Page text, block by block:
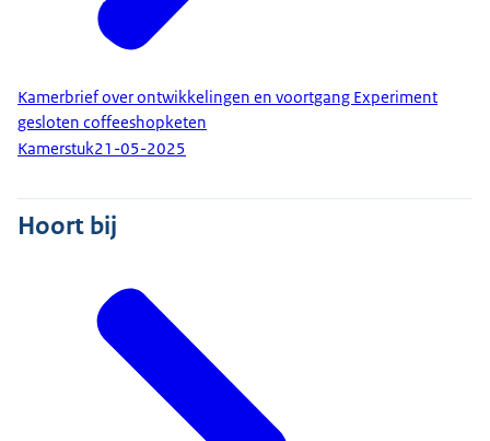
Kamerbrief over ontwikkelingen en voortgang Experiment
gesloten coffeeshopketen
Kamerstuk21-05-2025
Hoort bij